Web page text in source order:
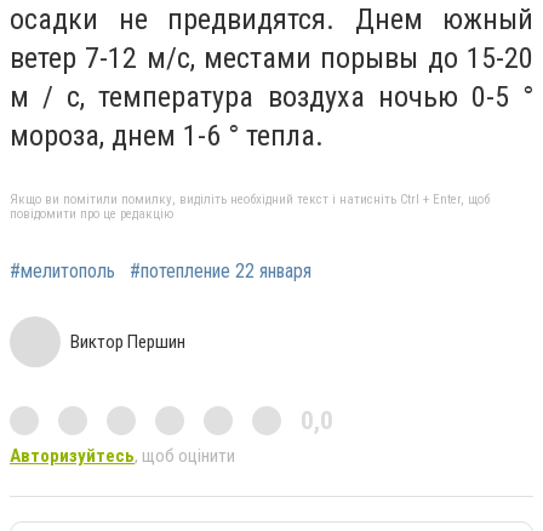
осадки не предвидятся. Днем южный
ветер 7-12 м/с, местами порывы до 15-20
м / с, температура воздуха ночью 0-5 °
мороза, днем 1-6 ° тепла.
Якщо ви помітили помилку, виділіть необхідний текст і натисніть Ctrl + Enter, щоб
повідомити про це редакцію
#мелитополь #потепление 22 января
Виктор Першин
0,0
Авторизуйтесь, щоб оцінити